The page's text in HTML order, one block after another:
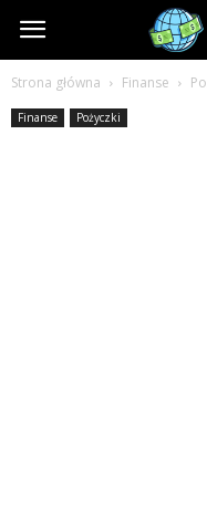
Kmhs.pl
Strona główna Finanse
Finanse Pożyczki